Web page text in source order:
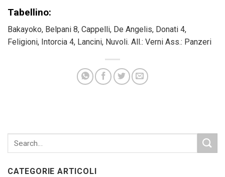
Tabellino:
Bakayoko, Belpani 8, Cappelli, De Angelis, Donati 4,
Feligioni, Intorcia 4, Lancini, Nuvoli. All.: Verni Ass.: Panzeri
CATEGORIE ARTICOLI